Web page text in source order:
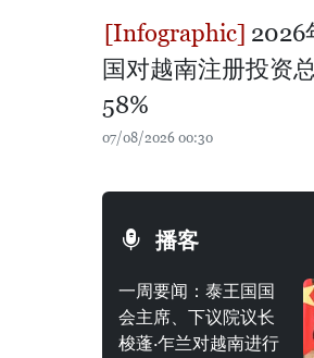
2026
国对越南注册投资
58%
07/08/2026 00:30
播客
一周要闻：泰王国国
会主席、下议院议长
梭蓬·乍兰对越南进行